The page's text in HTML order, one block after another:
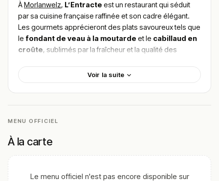
ÀMorlanwelz, L’Entracte est un restaurant qui séduit
par sa cuisine française raffinée et son cadre élégant.
Les gourmets apprécieront des plats savoureux tels que
le fondant de veau à la moutarde et le cabillaud en
croûte, sublimés par la fraîcheur et la qualité des
attentionné font de chaque repas un moment privilégié.
Pour trouver le meilleur plat de L’Entracte, explore les
recommandations de ceux qui ont succombé aux
délices de cette adresse prisée à Morlanwelz.
!
Texte généré par intelligence artificielle, en attente de
Cette description peut contenir des erreurs, n'hésitez pas à
nous aider en vous rendant sur :Améliorer la fiche de cet
Voir la suite
MENU OFFICIEL
À la carte
Le menu officiel n'est pas encore disponible sur